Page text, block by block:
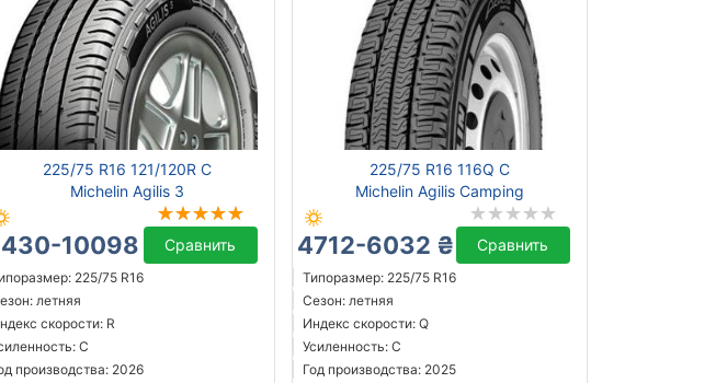
225/75 R16 121/120R C
Michelin Agilis 3
10098 ₴ Сравнить
225/75 R16
летняя
скорости: R
C
производства: 2026
225/75 R16 116Q C
Michelin Agilis Camping
4712-6032 ₴ Сравнить
Типоразмер: 225/75 R16
Сезон: летняя
Индекс скорости: Q
Усиленность: C
Год производства: 2025